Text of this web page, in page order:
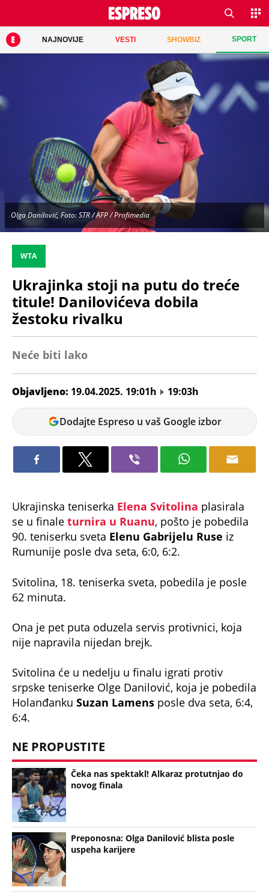
NAJNOVIJE VESTI SHOWBIZ SPORT
Olga Danilović, Foto: STR / AFP / Profimedia
WTA
Ukrajinka stoji na putu do treće
titule! Danilovićeva dobila
žestoku rivalku
Neće biti lako
Objavljeno: 19.04.2025. 19:01h
19:03h
Jelena
Bjeljić
Dodajte Espreso u vaš Google izbor
Ukrajinska teniserka Elena Svitolina plasirala
se u finale turnira u Ruanu, pošto je pobedila
90. teniserku sveta Elenu Gabrijelu Ruse iz
Rumunije posle dva seta, 6:0, 6:2.
Svitolina, 18. teniserka sveta, pobedila je posle
62 minuta.
Ona je pet puta oduzela servis protivnici, koja
nije napravila nijedan brejk.
Svitolina će u nedelju u finalu igrati protiv
srpske teniserke Olge Danilović, koja je pobedila
Holanđanku Suzan Lamens posle dva seta, 6:4,
6:4.
NE PROPUSTITE
Čeka nas spektakl! Alkaraz protutnjao do
novog finala
Preponosna: Olga Danilović blista posle
uspeha karijere